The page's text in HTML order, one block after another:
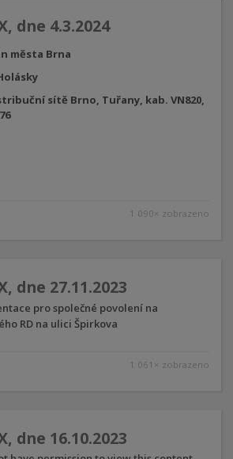
dne 4.3.2024
města Brna
sítě Brno, Tuřany, kab. VN820,
1 090× zobrazeno
dne 27.11.2023
pro společné povolení na
RD na ulici Špirkova
1 061× zobrazeno
dne 16.10.2023